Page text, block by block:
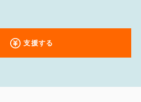
支援する